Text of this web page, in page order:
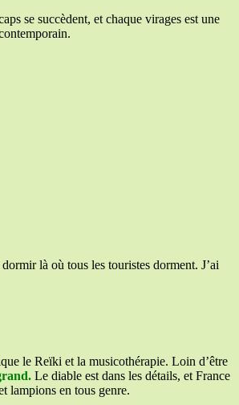
se succèdent, et chaque virages est une
dormir là où tous les touristes dorment. J’ai
le Reïki et la musicothérapie. Loin d’être
Le diable est dans les détails, et France
lampions en tous genre.